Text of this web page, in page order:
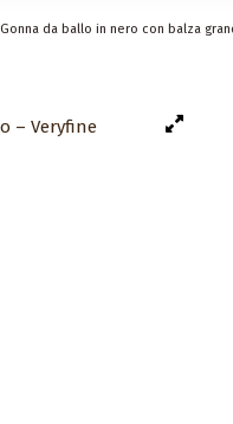
Gonna da ballo in nero con balza